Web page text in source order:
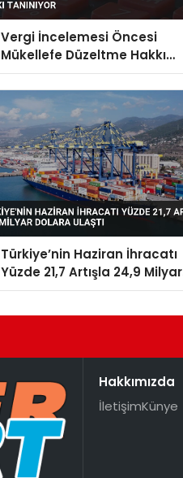
Vergi İncelemesi Öncesi
Mükellefe Düzeltme Hakkı
Tanınıyor
Türkiye’nin Haziran İhracatı
Yüzde 21,7 Artışla 24,9 Milyar
Dolara Ulaştı
Hakkımızda
İletişimKünye